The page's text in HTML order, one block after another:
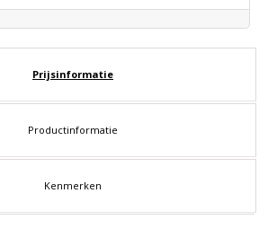
Prijsinformatie
Productinformatie
Kenmerken